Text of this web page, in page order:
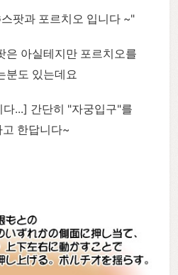
팟과 포르치오 입니다 ~"
아실테지만 포르치오를
분도 있는데요
...] 간단히 "자궁입구"를
고 한답니다~